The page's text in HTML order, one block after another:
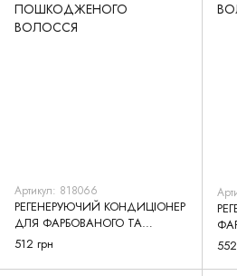
Артикул: 818066
РЕГЕНЕРУЮЧИЙ КОНДИЦІОНЕР
ДЛЯ ФАРБОВАНОГО ТА
ПОШКОДЖЕНОГО ВОЛОССЯ
512 грн